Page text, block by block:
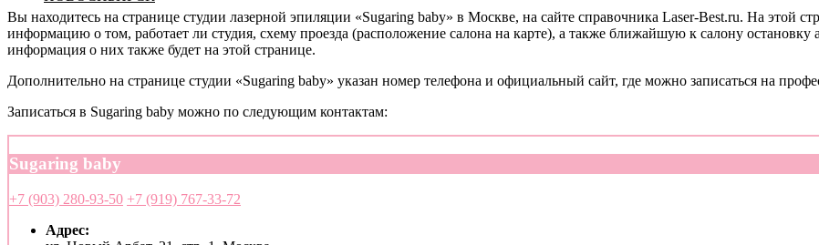
Вы находитесь на странице студии лазерной эпиляции «Sugaring baby» в Москве, на сайте справочника Laser-Best.ru. На этой
информацию о том, работает ли студия, схему проезда (расположение салона на карте), а также ближайшую к салону остановку
информация о них также будет на этой странице.
Дополнительно на странице студии «Sugaring baby» указан номер телефона и официальный сайт, где можно записаться на
Записаться в Sugaring baby можно по следующим контактам:
Sugaring baby
+7 (903) 280-93-50 +7 (919) 767-33-72
Адрес: